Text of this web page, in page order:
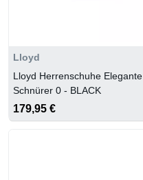
Lloyd
Lloyd Herrenschuhe Elegante
Schnürer 0 - BLACK
179,95 €